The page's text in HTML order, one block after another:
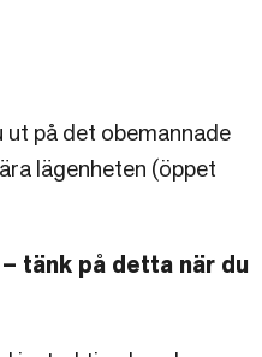
ut på det obemannade
lägenheten (öppet
tänk på detta när du